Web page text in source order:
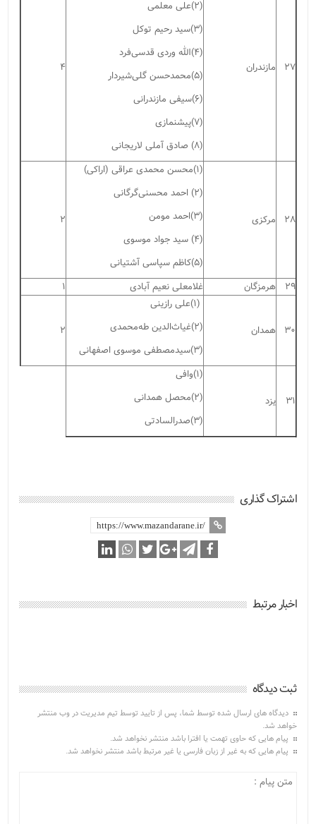
۲۷ مازندران
(۲)علی معلمی
(۳)سید رحیم توکل
(۴)الله وردی قدسی‌فرد
(۵)محمدحسن گلی‌شیردار
(۶)سیفی مازندرانی
(۷)پیشنمازی
(۸) صادق آملی لاریجانی
۴
۲۸ مرکزی
(۱)محسن محمدی عراقی (اراکی)
(۲) احمد محسنی‌گرگانی
(۳)احمد مومن
(۴) سید جواد موسوی
(۵)کاظم سپاسی آشتیانی
۲
۲۹ هرمزگان غلامعلی نعیم آبادی ۱
۳۰ همدان
(۱)علی رازینی
(۲)غیاث‌الدین طه‌محمدی
(۳)سیدمصطفی موسوی اصفهانی
۲
۳۱ یزد
(۱)وافی
(۲)محصل همدانی
(۳)صدرالسادتی
اشتراک گذاری
اخبار مرتبط
ثبت دیدگاه
دیدگاه های ارسال شده توسط شما، پس از تایید توسط تیم مدیریت در وب منتشر
خواهد شد.
پیام هایی که حاوی تهمت یا افترا باشد منتشر نخواهد شد.
پیام هایی که به غیر از زبان فارسی یا غیر مرتبط باشد منتشر نخواهد شد.